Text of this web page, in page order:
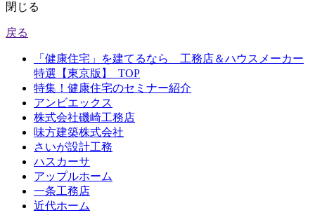
閉じる
戻る
「健康住宅」を建てるなら 工務店＆ハウスメーカー
特選【東京版】_TOP
特集！健康住宅のセミナー紹介
アンビエックス
株式会社磯崎工務店
味方建築株式会社
さいが設計工務
ハスカーサ
アップルホーム
一条工務店
近代ホーム